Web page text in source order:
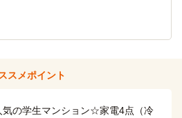
スメポイント
気の学生マンション☆家電4点（冷